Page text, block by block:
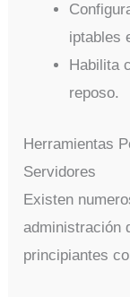
iptables
Habilita
reposo.
Herramientas
Servidores
Existen
administración
principiantes